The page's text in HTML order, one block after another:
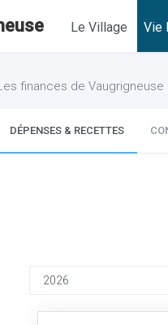
Le Village Vie
finances de Vaugrigneuse
DÉPENSES & RECETTES